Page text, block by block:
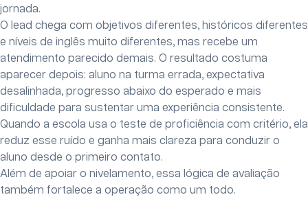
jornada.
O lead chega com objetivos diferentes, históricos diferentes
e níveis de inglês muito diferentes, mas recebe um
atendimento parecido demais. O resultado costuma
aparecer depois: aluno na turma errada, expectativa
desalinhada, progresso abaixo do esperado e mais
dificuldade para sustentar uma experiência consistente.
Quando a escola usa o teste de proficiência com critério, ela
reduz esse ruído e ganha mais clareza para conduzir o
aluno desde o primeiro contato.
Além de apoiar o nivelamento, essa lógica de avaliação
também fortalece a operação como um todo.